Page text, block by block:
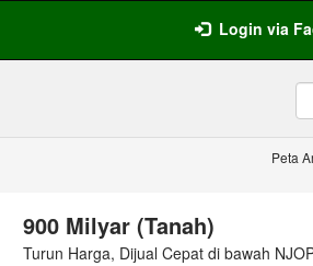
Login via
Peta
900 Milyar (Tanah)
Turun Harga, Dijual Cepat di bawah